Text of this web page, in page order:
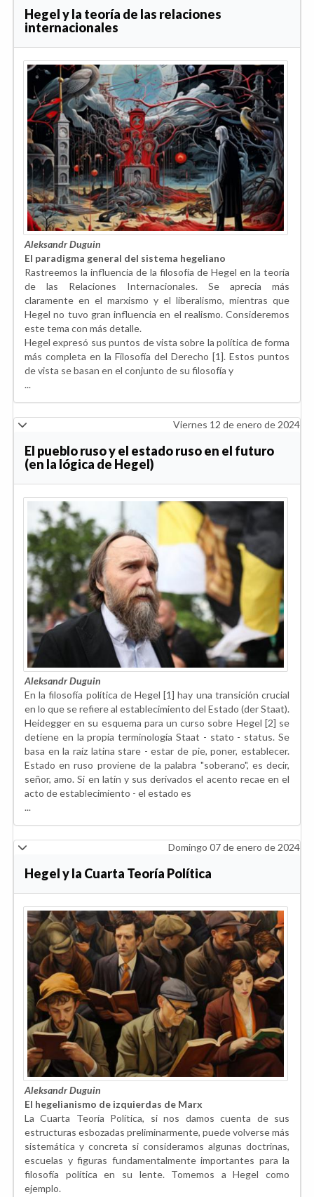
Hegel y la teoría de las relaciones
internacionales
Aleksandr Duguin
El paradigma general del sistema hegeliano
Rastreemos la influencia de la filosofía de Hegel en la teoría
de las Relaciones Internacionales. Se aprecia más
claramente en el marxismo y el liberalismo, mientras que
Hegel no tuvo gran influencia en el realismo. Consideremos
este tema con más detalle.
Hegel expresó sus puntos de vista sobre la política de forma
más completa en la Filosofía del Derecho [1]. Estos puntos
de vista se basan en el conjunto de su filosofía y
...
Viernes 12 de enero de 2024
El pueblo ruso y el estado ruso en el futuro
(en la lógica de Hegel)
Aleksandr Duguin
En la filosofía política de Hegel [1] hay una transición crucial
en lo que se refiere al establecimiento del Estado (der Staat).
Heidegger en su esquema para un curso sobre Hegel [2] se
detiene en la propia terminología Staat - stato - status. Se
basa en la raíz latina stare - estar de pie, poner, establecer.
Estado en ruso proviene de la palabra "soberano", es decir,
señor, amo. Si en latín y sus derivados el acento recae en el
acto de establecimiento - el estado es
...
Domingo 07 de enero de 2024
Hegel y la Cuarta Teoría Política
Aleksandr Duguin
El hegelianismo de izquierdas de Marx
La Cuarta Teoría Política, si nos damos cuenta de sus
estructuras esbozadas preliminarmente, puede volverse más
sistemática y concreta si consideramos algunas doctrinas,
escuelas y figuras fundamentalmente importantes para la
filosofía política en su lente. Tomemos a Hegel como
ejemplo.